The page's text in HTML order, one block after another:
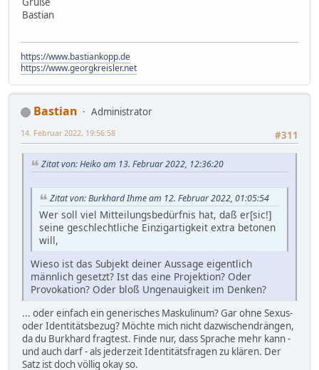
Bastian
https://www.bastiankopp.de
https://www.georgkreisler.net
Bastian
Administrator
#311
14. Februar 2022, 19:56:58
Zitat von: Heiko am 13. Februar 2022, 12:36:20
Zitat von: Burkhard Ihme am 12. Februar 2022, 01:05:54
Wer soll viel Mitteilungsbedürfnis hat, daß er[sic!]
seine geschlechtliche Einzigartigkeit extra betonen
will,
Wieso ist das Subjekt deiner Aussage eigentlich
männlich gesetzt? Ist das eine Projektion? Oder
Provokation? Oder bloß Ungenauigkeit im Denken?
... oder einfach ein generisches Maskulinum? Gar ohne Sexus-
oder Identitätsbezug? Möchte mich nicht dazwischendrängen,
da du Burkhard fragtest. Finde nur, dass Sprache mehr kann -
und auch darf - als jederzeit Identitätsfragen zu klären. Der
Satz ist doch völlig okay so.